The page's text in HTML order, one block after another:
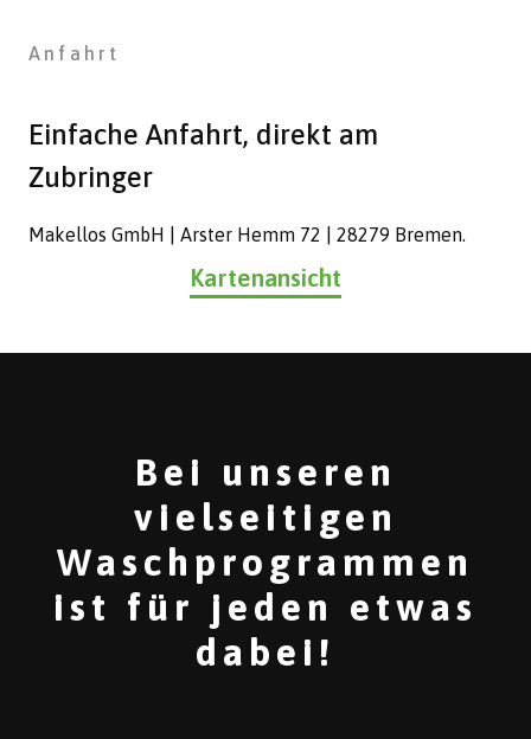
Anfahrt
Einfache Anfahrt, direkt am
Zubringer
Makellos GmbH | Arster Hemm 72 | 28279 Bremen.
Kartenansicht
Bei unseren
vielseitigen
Waschprogrammen
ist für jeden etwas
dabei!